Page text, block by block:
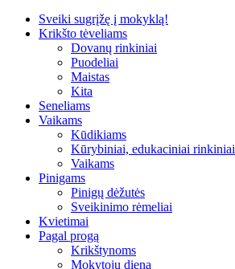
Sveiki sugrįžę į mokyklą!
Krikšto tėveliams
Dovanų rinkiniai
Puodeliai
Maistas
Kita
Seneliams
Vaikams
Kūdikiams
Kūrybiniai, edukaciniai rinkiniai
Vaikams
Pinigams
Pinigų dėžutės
Sveikinimo rėmeliai
Kvietimai
Pagal progą
Krikštynoms
Mokytojų diena